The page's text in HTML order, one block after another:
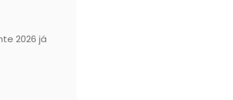
2026 já